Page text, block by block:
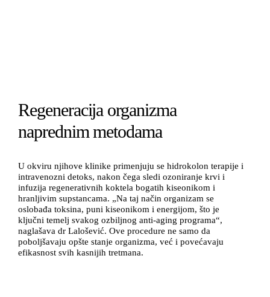
Regeneracija organizma
naprednim metodama
U okviru njihove klinike primenjuju se hidrokolon terapije i
intravenozni detoks, nakon čega sledi ozoniranje krvi i
infuzija regenerativnih koktela bogatih kiseonikom i
hranljivim supstancama. „Na taj način organizam se
oslobađa toksina, puni kiseonikom i energijom, što je
ključni temelj svakog ozbiljnog anti-aging programa“,
naglašava dr Lalošević. Ove procedure ne samo da
poboljšavaju opšte stanje organizma, već i povećavaju
efikasnost svih kasnijih tretmana.